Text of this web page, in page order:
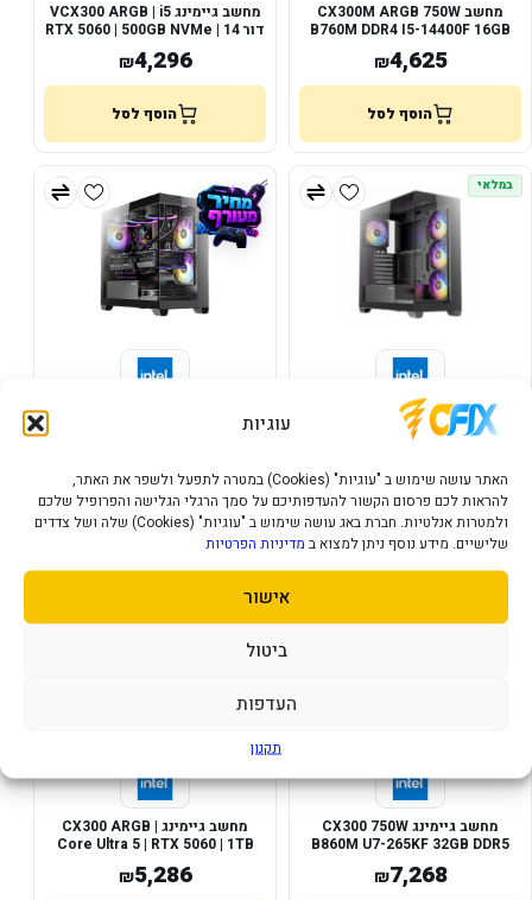
עוגיות
האתר עושה שימוש ב "עוגיות" (Cookies) במטרה לתפעל ולשפר את האתר,
להראות לכם פרסום הקשור להעדפותיכם על סמך הרגלי הגלישה והפרופיל שלכם
ולמטרות אנלטיות. חברת באג עושה שימוש ב "עוגיות" (Cookies) שלה ושל צדדים
שלישיים. מידע נוסף ניתן למצוא ב מדיניות הפרטיות
אישור
ביטול
העדפות
תקנון
מחשב CX300M ARGB 750W
B760M DDR4 I5-14400F 16GB
1TB NVME RTX5060
₪4,625
הוסף לסל
מחשב גיימינג VCX300 ARGB | i5
דור 14 | RTX 5060 | 500GB NVMe
₪4,296
הוסף לסל
במלאי
מחשב גיימינג CX300 | Core Ultra
5 | DDR5 | RTX 3050
₪ 4,428
הוסף לסל
Core Ultra 5 | DDR5 | RTX 5060
5,221
הוסף לסל
מחשב גיימינג CX300 750W
B860M U7-265KF 32GB DDR5
1TB RTX 5060 8GB
₪7,268
במלאי
מחשב גיימינג CX300 ARGB |
Core Ultra 5 | RTX 5060 | 1TB
NVMe
₪5,286